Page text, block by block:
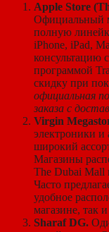
Apple Store
Официальный
полную
iPhone, iPad,
консультацию
программой
скидку при
официальная
заказа с
Virgin
электроники и
широкий
Магазины
The Dubai Mall
Часто
удобное
магазине, так
Sharaf DG.